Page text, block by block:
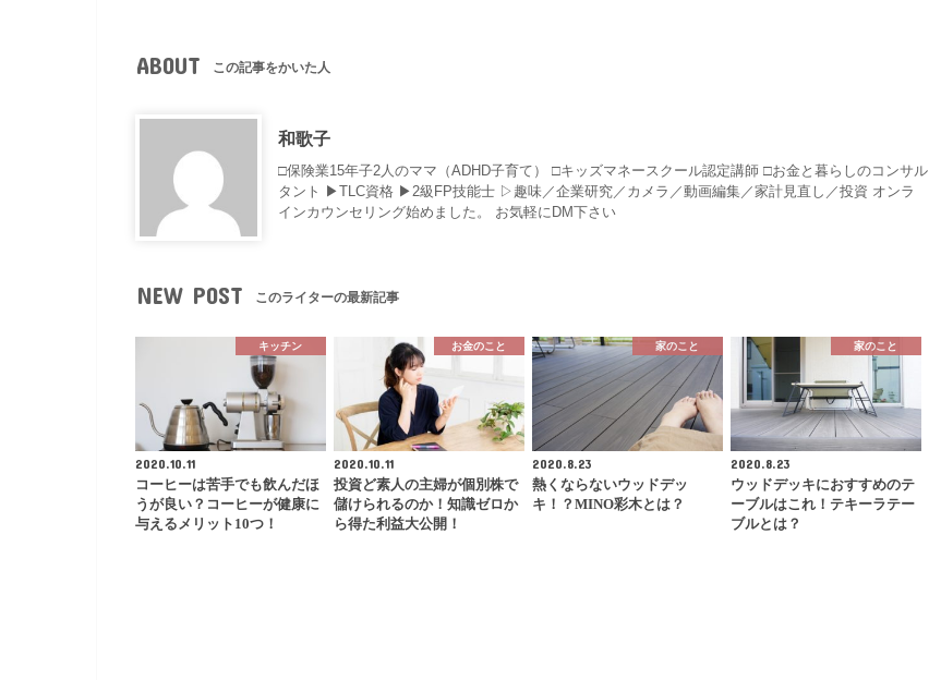
ABOUT この記事をかいた人
和歌子
□保険業15年子2人のママ（ADHD子育て） □キッズマネースクール認定講師 □お金と暮らしのコンサル
タント ▶︎TLC資格 ▶︎2級FP技能士 ▷趣味／企業研究／カメラ／動画編集／家計見直し／投資 オンラ
インカウンセリング始めました。 お気軽にDM下さい
NEW POST このライターの最新記事
キッチン
2020.10.11
コーヒーは苦手でも飲んだほ
うが良い？コーヒーが健康に
与えるメリット10つ！
お金のこと
2020.10.11
投資ど素人の主婦が個別株で
儲けられるのか！知識ゼロか
ら得た利益大公開！
家のこと
2020.8.23
熱くならないウッドデッ
キ！？MINO彩木とは？
家のこと
2020.8.23
ウッドデッキにおすすめのテ
ーブルはこれ！テキーラテー
ブルとは？